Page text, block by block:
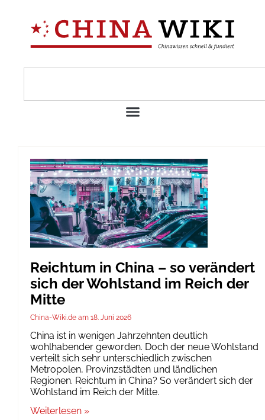
Reichtum in China – so verändert
sich der Wohlstand im Reich der
Mitte
China-Wiki.de 18. Juni 2026
China ist in wenigen Jahrzehnten deutlich
wohlhabender geworden. Doch der neue Wohlstand
verteilt sich sehr unterschiedlich zwischen
Metropolen, Provinzstädten und ländlichen
Regionen. Reichtum in China? So verändert sich der
Wohlstand im Reich der Mitte.
Weiterlesen »